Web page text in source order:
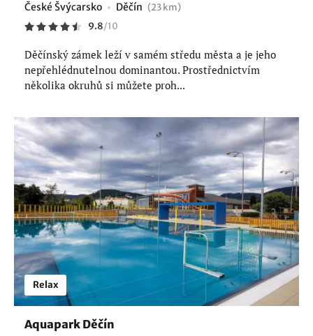
České Švýcarsko Děčín (23 km)
9.8/10
Děčínský zámek leží v samém středu města a je jeho
nepřehlédnutelnou dominantou. Prostřednictvím
několika okruhů si můžete proh...
Relax
Aquapark Děčín